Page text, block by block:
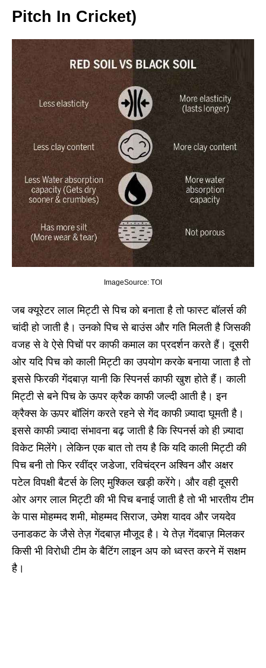
Pitch In Cricket)
ImageSource: TOI
जब क्यूरेटर लाल मिट्टी से पिच को बनाता है तो फास्ट बॉलर्स की
चांदी हो जाती है। उनको पिच से बाउंस और गति मिलती है जिसकी
वजह से वे ऐसे पिचों पर काफी कमाल का प्रदर्शन करते हैं। दूसरी
ओर यदि पिच को काली मिट्टी का उपयोग करके बनाया जाता है तो
इससे फिरकी गेंदबाज़ यानी कि स्पिनर्स काफी खुश होते हैं। काली
मिट्टी से बने पिच के ऊपर क्रैक काफी जल्दी आती है। इन
क्रैक्स के ऊपर बॉलिंग करते रहने से गेंद काफी ज़्यादा घूमती है।
इससे काफी ज़्यादा संभावना बढ़ जाती है कि स्पिनर्स को ही ज़्यादा
विकेट मिलेंगे। लेकिन एक बात तो तय है कि यदि काली मिट्टी की
पिच बनी तो फिर रवींद्र जडेजा, रविचंद्रन अश्विन और अक्षर
पटेल विपक्षी बैटर्स के लिए मुश्किल खड़ी करेंगे। और वही दूसरी
ओर अगर लाल मिट्टी की भी पिच बनाई जाती है तो भी भारतीय टीम
के पास मोहम्मद शमी, मोहम्मद सिराज, उमेश यादव और जयदेव
उनाडकट के जैसे तेज़ गेंदबाज़ मौजूद है। ये तेज़ गेंदबाज़ मिलकर
किसी भी विरोधी टीम के बैटिंग लाइन अप को ध्वस्त करने में सक्षम
है।